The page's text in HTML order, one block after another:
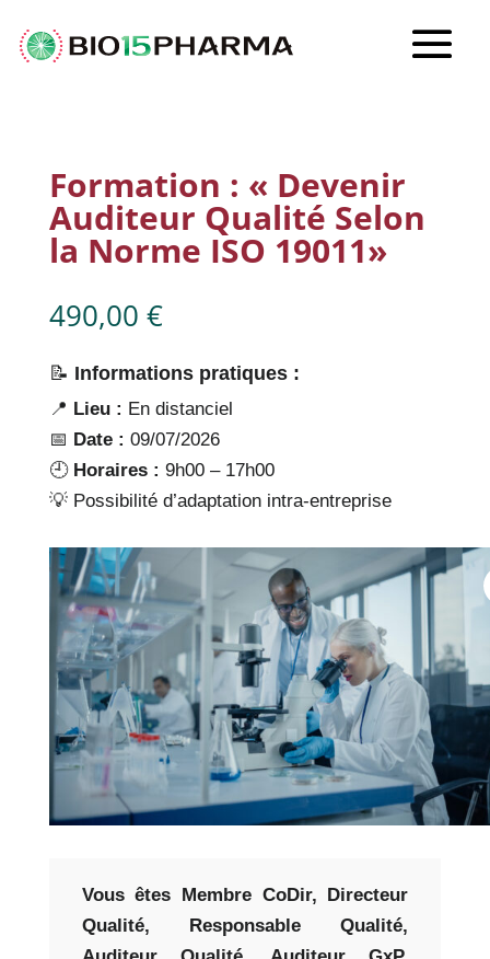
Formation : « Devenir
Auditeur Qualité Selon
la Norme ISO 19011»
490,00 €
📝 Informations pratiques :
📍 Lieu : En distanciel
📅 Date : 09/07/2026
🕘 Horaires : 9h00 – 17h00
💡 Possibilité d’adaptation intra-entreprise
Vous êtes Membre CoDir, Directeur
Qualité, Responsable Qualité,